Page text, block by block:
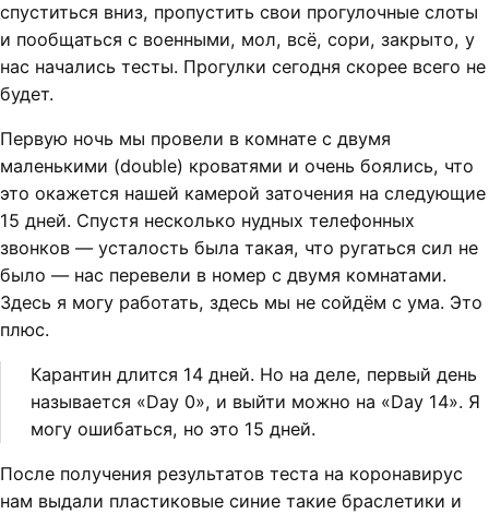
спуститься вниз, пропустить свои прогулочные слоты
и пообщаться с военными, мол, всё, сори, закрыто, у
нас начались тесты. Прогулки сегодня скорее всего не
будет.
Первую ночь мы провели в комнате с двумя
маленькими (double) кроватями и очень боялись, что
это окажется нашей камерой заточения на следующие
15 дней. Спустя несколько нудных телефонных
звонков — усталость была такая, что ругаться сил не
было — нас перевели в номер с двумя комнатами.
Здесь я могу работать, здесь мы не сойдём с ума. Это
плюс.
Карантин длится 14 дней. Но на деле, первый день
называется «Day 0», и выйти можно на «Day 14». Я
могу ошибаться, но это 15 дней.
После получения результатов теста на коронавирус
нам выдали пластиковые синие такие браслетики и